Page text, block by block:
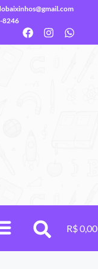
8246
R$0,00